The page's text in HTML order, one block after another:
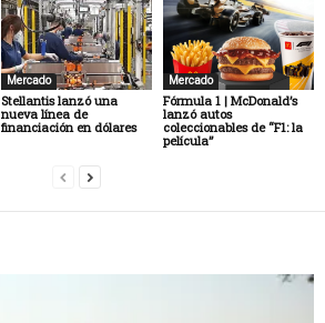
Mercado
Stellantis lanzó una
nueva línea de
financiación en dólares
Mercado
Fórmula 1 | McDonald’s
lanzó autos
coleccionables de “F1: la
película”